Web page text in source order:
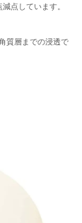
点しています。
質層までの浸透で